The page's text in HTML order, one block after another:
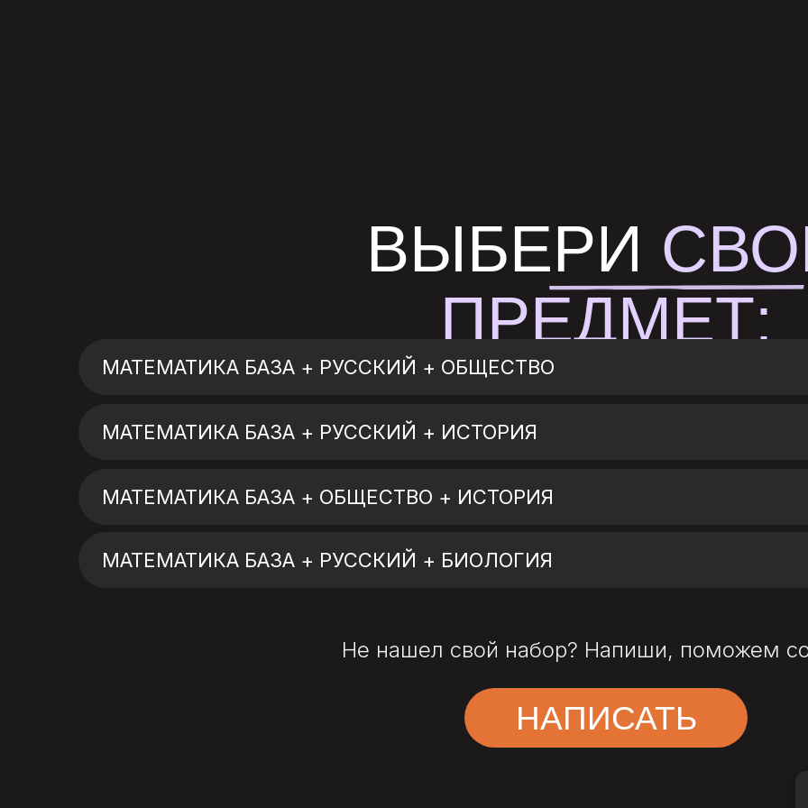
ВЫБЕРИ
ПРЕДМЕТ:
МАТЕМАТИКА БАЗА + РУССКИЙ + ОБЩЕСТВО
МАТЕМАТИКА БАЗА + РУССКИЙ + ИСТОРИЯ
МАТЕМАТИКА БАЗА + ОБЩЕСТВО + ИСТОРИЯ
МАТЕМАТИКА БАЗА + РУССКИЙ + БИОЛОГИЯ
Не нашел свой набор? Напиши, поможем
НАПИСАТЬ